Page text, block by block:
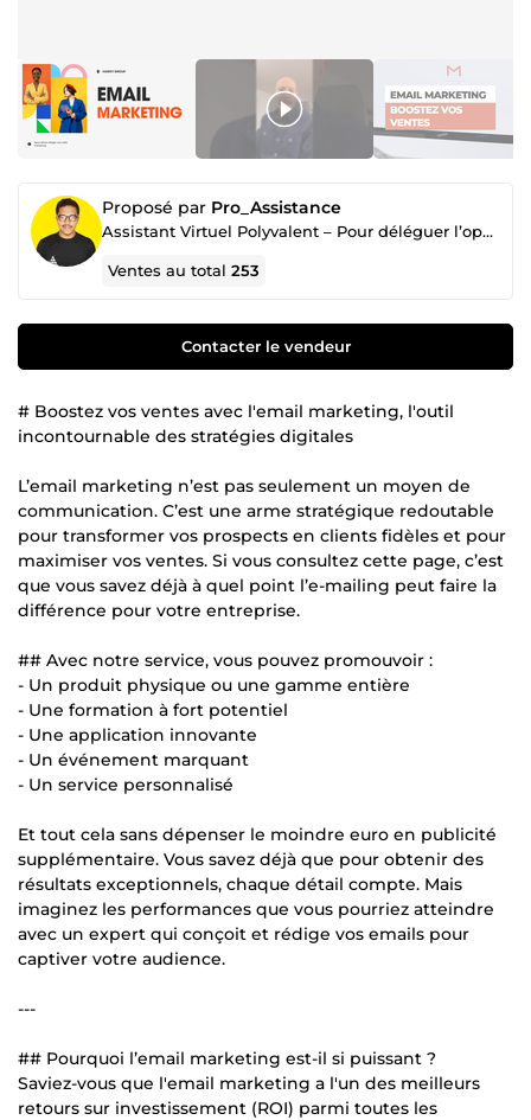
Proposé par Pro_Assistance
Assistant Virtuel Polyvalent – Pour déléguer l’opérationnel et gagner du temps au quotidien.
Ventes au total253
Contacter le vendeur
# Boostez vos ventes avec l'email marketing, l'outil
incontournable des stratégies digitales
L’email marketing n’est pas seulement un moyen de
communication. C’est une arme stratégique redoutable
pour transformer vos prospects en clients fidèles et pour
maximiser vos ventes. Si vous consultez cette page, c’est
que vous savez déjà à quel point l’e-mailing peut faire la
différence pour votre entreprise.
## Avec notre service, vous pouvez promouvoir :
- Un produit physique ou une gamme entière
- Une formation à fort potentiel
- Une application innovante
- Un événement marquant
- Un service personnalisé
Et tout cela sans dépenser le moindre euro en publicité
supplémentaire. Vous savez déjà que pour obtenir des
résultats exceptionnels, chaque détail compte. Mais
imaginez les performances que vous pourriez atteindre
avec un expert qui conçoit et rédige vos emails pour
captiver votre audience.
---
## Pourquoi l’email marketing est-il si puissant ?
Saviez-vous que l'email marketing a l'un des meilleurs
retours sur investissement (ROI) parmi toutes les